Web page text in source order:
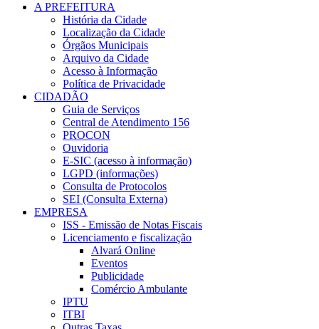
A PREFEITURA
História da Cidade
Localização da Cidade
Órgãos Municipais
Arquivo da Cidade
Acesso à Informação
Política de Privacidade
CIDADÃO
Guia de Serviços
Central de Atendimento 156
PROCON
Ouvidoria
E-SIC (acesso à informação)
LGPD (informações)
Consulta de Protocolos
SEI (Consulta Externa)
EMPRESA
ISS - Emissão de Notas Fiscais
Licenciamento e fiscalização
Alvará Online
Eventos
Publicidade
Comércio Ambulante
IPTU
ITBI